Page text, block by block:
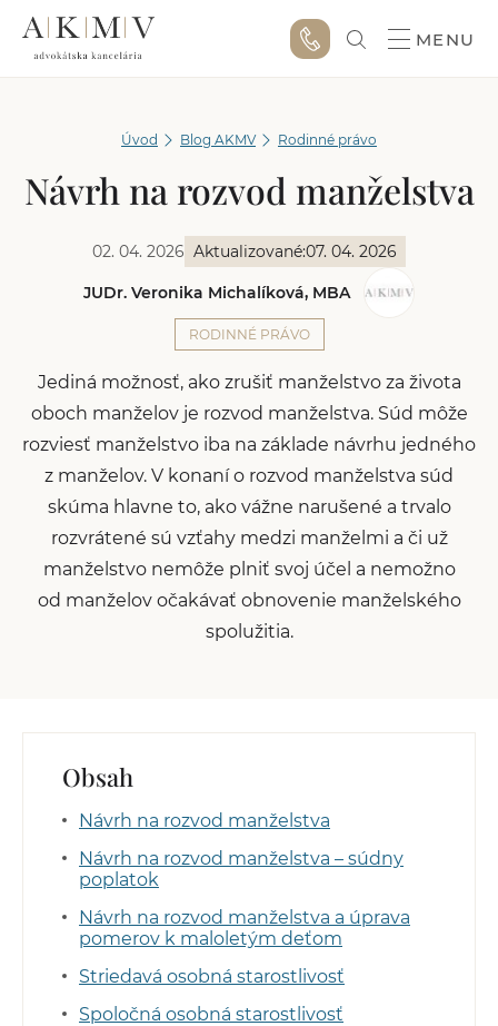
MENU
Úvod Blog AKMV Rodinné právo
Návrh na rozvod manželstva
02. 04. 2026 Aktualizované:07. 04. 2026
JUDr. Veronika Michalíková, MBA
RODINNÉ PRÁVO
Jediná možnosť, ako zrušiť manželstvo za života
oboch manželov je rozvod manželstva. Súd môže
rozviesť manželstvo iba na základe návrhu jedného
z manželov. V konaní o rozvod manželstva súd
skúma hlavne to, ako vážne narušené a trvalo
rozvrátené sú vzťahy medzi manželmi a či už
manželstvo nemôže plniť svoj účel a nemožno
od manželov očakávať obnovenie manželského
spolužitia.
Obsah
Návrh na rozvod manželstva
Návrh na rozvod manželstva – súdny
poplatok
Návrh na rozvod manželstva a úprava
pomerov k maloletým deťom
Striedavá osobná starostlivosť
Spoločná osobná starostlivosť